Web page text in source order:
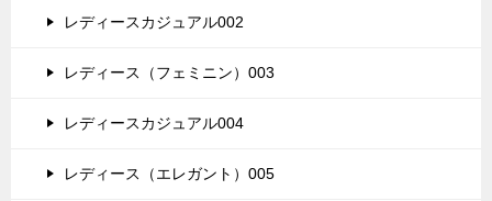
レディースカジュアル002
レディース（フェミニン）003
レディースカジュアル004
レディース（エレガント）005